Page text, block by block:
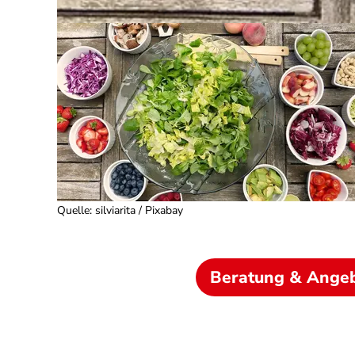
Quelle: silviarita / Pixabay
Beratung &